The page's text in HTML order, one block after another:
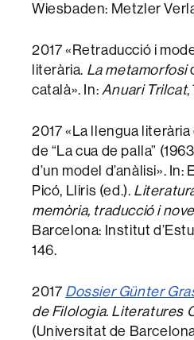
Wiesbaden: Metzler
2017 «Retraducció i
literària. La metamorfosi
català». In: Anuari Trilcat,
2017 «La llengua
de “La cua de palla”
d’un model d’anàlisi». In:
Picó, Lliris (ed.).
memòria, traducció i
Barcelona: Institut
146.
2017 Dossier Günter
de Filologia. Literatures
(Universitat de